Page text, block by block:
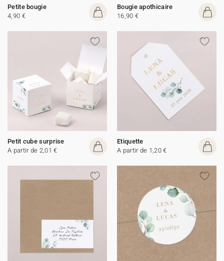
Petite bougie
4,90 €
Bougie apothicaire
16,90 €
Petit cube surprise
A partir de 2,01 €
Etiquette
A partir de 1,20 €